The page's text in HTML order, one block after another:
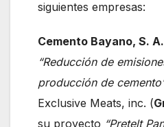
siguientes empresas:
Cemento Bayano, S.
“Reducción de
producción de
Exclusive Meats, inc. (
su proyecto “Pretelt